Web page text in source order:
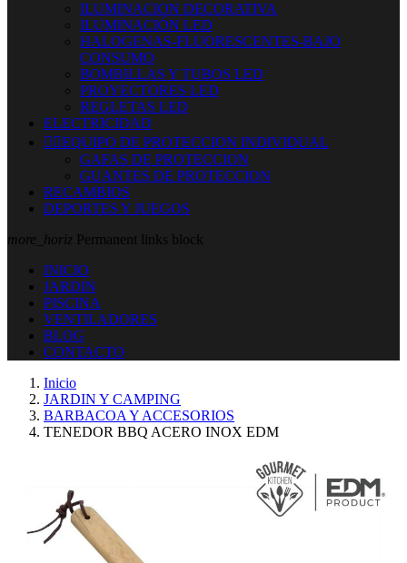
ILUMINACION DECORATIVA
ILUMINACIÓN LED
HALOGENAS-FLUORESCENTES-BAJO
CONSUMO
BOMBILLAS Y TUBOS LED
PROYECTORES LED
REGLETAS LED
ELECTRICIDAD
 EQUIPO DE PROTECCION INDIVIDUAL
GAFAS DE PROTECCION
GUANTES DE PROTECCION
RECAMBIOS
DEPORTES Y JUEGOS
more_horiz Permanent links block
INICIO
JARDIN
PISCINA
VENTILADORES
BLOG
CONTACTO
Inicio
JARDIN Y CAMPING
BARBACOA Y ACCESORIOS
TENEDOR BBQ ACERO INOX EDM